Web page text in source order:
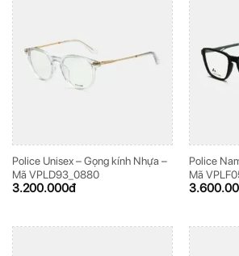
Police Unisex – Gọng kính Nhựa –
Mã VPLD93_0880
3.200.000đ
Police
Mã